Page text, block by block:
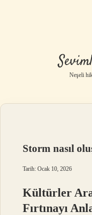
Neşeli
Storm nasıl
Tarih: Ocak 10, 2026
Kültürler
Fırtınayı